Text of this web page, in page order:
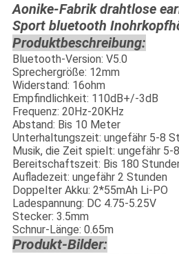
Aonike-Fabrik drahtlose
Sport bluetooth
Produktbeschreibung:
Bluetooth-Version: V5.0
Sprechergröße: 12mm
Widerstand: 16ohm
Empfindlichkeit: 110dB+/-3dB
Frequenz: 20Hz-20KHz
Abstand: Bis 10 Meter
Unterhaltungszeit: ungefähr 5-8
Musik, die Zeit spielt: ungefähr 5-
Bereitschaftszeit: Bis 180
Aufladezeit: ungefähr 2 Stunden
Doppelter Akku: 2*55mAh Li-PO
Ladespannung: DC 4.75-5.25V
Stecker: 3.5mm
Schnur-Länge: 0.65m
Produkt-Bilder: